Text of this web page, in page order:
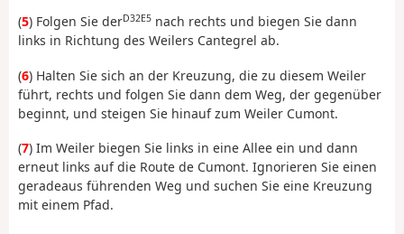
(5) Folgen Sie derD32E5 nach rechts und biegen Sie dann
links in Richtung des Weilers Cantegrel ab.
(6) Halten Sie sich an der Kreuzung, die zu diesem Weiler
führt, rechts und folgen Sie dann dem Weg, der gegenüber
beginnt, und steigen Sie hinauf zum Weiler Cumont.
(7) Im Weiler biegen Sie links in eine Allee ein und dann
erneut links auf die Route de Cumont. Ignorieren Sie einen
geradeaus führenden Weg und suchen Sie eine Kreuzung
mit einem Pfad.